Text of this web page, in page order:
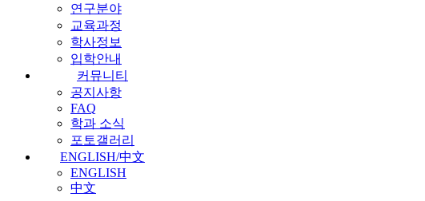
연구분야
교육과정
학사정보
입학안내
커뮤니티
공지사항
FAQ
학과 소식
포토갤러리
ENGLISH/中文
ENGLISH
中文